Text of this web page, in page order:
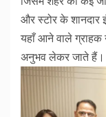
और स्टोर के शानदार
यहाँ आने वाले ग्राहक
अनुभव लेकर जाते हैं।